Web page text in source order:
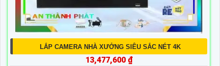
LẮP CAMERA NHÀ XƯỞNG SIÊU SẮC NÉT 4K
13,477,600 ₫